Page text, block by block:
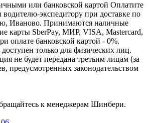
или банковской картой Оплатите
водителю-экспедитору при доставке по
Иваново. Принимаются наличные
карты SberPay, МИР, VISA, Mastercard,
оплате банковской картой - 0%.
только для физических лиц.
не будет передана третьим лицам (за
предусмотренных законодательством
к менеджерам Шинбери.